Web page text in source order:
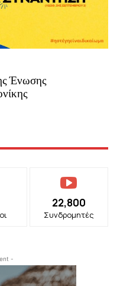
Ένωσης
22,800
Συνδρομητές
-